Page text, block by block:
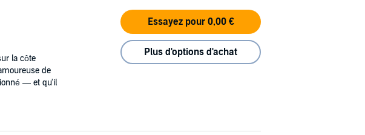
la côte
de
— et qu'il
Essayez pour 0,00 €
Plus d'options d'achat